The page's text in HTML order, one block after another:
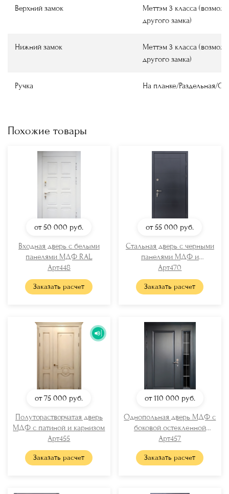
Верхний замок
Меттэм 3 класса
другого замка)
Нижний замок
Меттэм 3 класса
другого замка)
Ручка На планке/Раздельная/
Похожие товары
от 50 000 руб.
Входная дверь с белыми
панелями МДФ RAL
Арт448
Заказать расчет
от 55 000 руб.
Стальная дверь с черными
панелями МДФ и
отбойником
Арт470
Заказать расчет
от 75 000 руб.
Полуторастворчатая дверь
МДФ с патиной и карнизом
Арт455
Заказать расчет
от 110 000 руб.
Однопольная дверь МДФ с
боковой остекленной
вставкой
Арт457
Заказать расчет